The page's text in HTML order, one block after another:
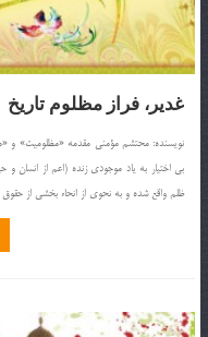
غدير، فراز مظلوم تاريخ
نويسنده: محتشم مؤمني مقدمه «مظلوميت» و
بي اختيار به ياد موجودي زنده (اعم از انسان
ظلم واقع شده و به نحوي از انحاء بخشي از حقوق